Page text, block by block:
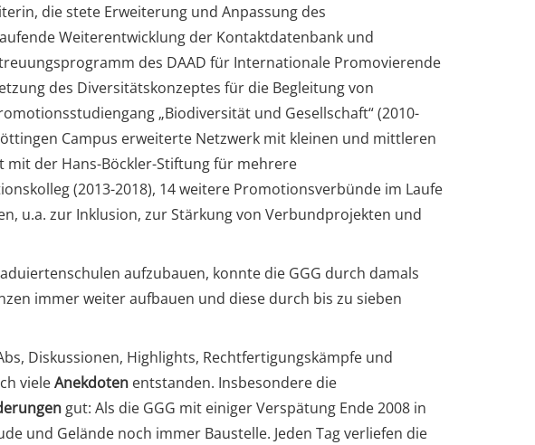
die stete Erweiterung und Anpassung des
Weiterentwicklung der Kontaktdatenbank und
des DAAD für Internationale Promovierende
des Diversitätskonzeptes für die Begleitung von
„Biodiversität und Gesellschaft“ (2010-
Campus erweiterte Netzwerk mit kleinen und mittleren
mit der Hans-Böckler-Stiftung für mehrere
(2013-2018), 14 weitere Promotionsverbünde im Laufe
u.a. zur Inklusion, zur Stärkung von Verbundprojekten und
aufzubauen, konnte die GGG durch damals
immer weiter aufbauen und diese durch bis zu sieben
Diskussionen, Highlights, Rechtfertigungskämpfe und
vieleAnekdotenentstanden. Insbesondere die
gut: Als die GGG mit einiger Verspätung Ende 2008 in
und Gelände noch immer Baustelle. Jeden Tag verliefen die